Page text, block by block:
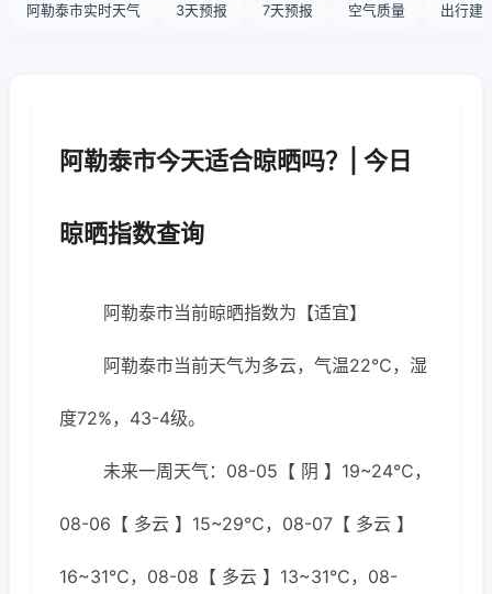
阿勒泰市实时天气 3天预报 7天预报 空气质量 出行建
阿勒泰市今天适合晾晒吗？| 今日
晾晒指数查询
阿勒泰市当前晾晒指数为【适宜】
阿勒泰市当前天气为多云，气温22℃，湿
度72%，43-4级。
未来一周天气：08-05【 阴 】19~24℃，
08-06【 多云 】15~29℃，08-07【 多云 】
16~31℃，08-08【 多云 】13~31℃，08-